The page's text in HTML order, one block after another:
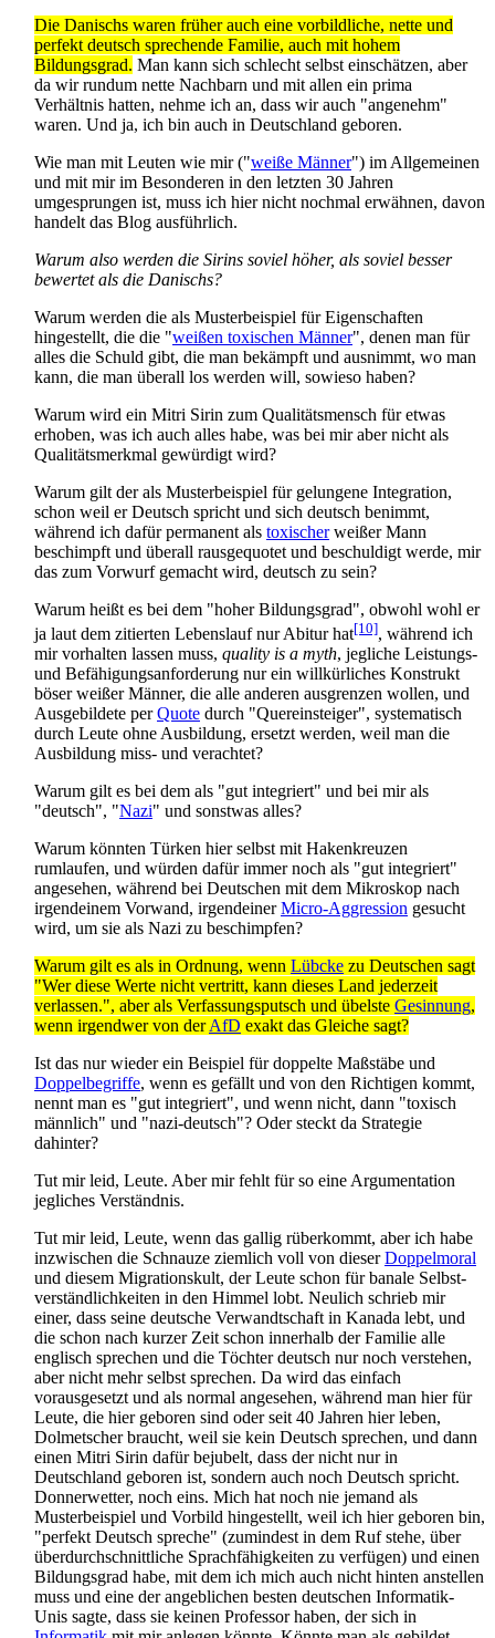
Die Danischs waren früher auch eine vorbildliche, nette und
perfekt deutsch sprechende Familie, auch mit hohem
Bildungsgrad. Man kann sich schlecht selbst einschätzen, aber
da wir rundum nette Nachbarn und mit allen ein prima
Verhältnis hatten, nehme ich an, dass wir auch "angenehm"
waren. Und ja, ich bin auch in Deutschland geboren.
Wie man mit Leuten wie mir ("weiße Männer") im Allgemeinen
und mit mir im Besonderen in den letzten 30 Jahren
umgesprungen ist, muss ich hier nicht nochmal erwähnen, davon
handelt das Blog ausführlich.
Warum also werden die Sirins soviel höher, als soviel besser
bewertet als die Danischs?
Warum werden die als Musterbeispiel für Eigenschaften
hingestellt, die die "weißen toxischen Männer", denen man für
alles die Schuld gibt, die man bekämpft und ausnimmt, wo man
kann, die man überall los werden will, sowieso haben?
Warum wird ein Mitri Sirin zum Qualitätsmensch für etwas
erhoben, was ich auch alles habe, was bei mir aber nicht als
Qualitätsmerkmal gewürdigt wird?
Warum gilt der als Musterbeispiel für gelungene Integration,
schon weil er Deutsch spricht und sich deutsch benimmt,
während ich dafür permanent als toxischerweißer Mann
beschimpft und überall rausgequotet und beschuldigt werde, mir
das zum Vorwurf gemacht wird, deutsch zu sein?
Warum heißt es bei dem "hoher Bildungsgrad", obwohl wohl er
ja laut dem zitierten Lebenslauf nur Abitur hat[10], während ich
mir vorhalten lassen muss, quality is a myth, jegliche Leistungs-
und Befähigungs­anforderung nur ein willkürliches Konstrukt
böser weißer Männer, die alle anderen ausgrenzen wollen, und
Ausgebildete perQuote durch "Quereinsteiger", systematisch
durch Leute ohne Ausbildung, ersetzt werden, weil man die
Ausbildung miss- und verachtet?
Warum gilt es bei dem als "gut integriert" und bei mir als
"deutsch", "Nazi" und sonstwas alles?
Warum könnten Türken hier selbst mit Hakenkreuzen
rumlaufen, und würden dafür immer noch als "gut integriert"
angesehen, während bei Deutschen mit dem Mikroskop nach
irgendeinem Vorwand, irgendeinerMicro-Aggression gesucht
wird, um sie als Nazi zu beschimpfen?
Warum gilt es als in Ordnung, wenn Lübcke zu Deutschen sagt
"Wer diese Werte nicht vertritt, kann dieses Land jederzeit
verlassen.", aber als Verfassungs­putsch und übelste Gesinnung,
wenn irgendwer von derAfD exakt das Gleiche sagt?
Ist das nur wieder ein Beispiel für doppelte Maßstäbe und
Doppelbegriffe, wenn es gefällt und von den Richtigen kommt,
nennt man es "gut integriert", und wenn nicht, dann "toxisch
männlich" und "nazi-deutsch"? Oder steckt da Strategie
dahinter?
Tut mir leid, Leute. Aber mir fehlt für so eine Argumentation
jegliches Verständnis.
Tut mir leid, Leute, wenn das gallig rüberkommt, aber ich habe
inzwischen die Schnauze ziemlich voll von dieserDoppelmoral
und diesem Migrationskult, der Leute schon für banale Selbst­
verständlichkeiten in den Himmel lobt. Neulich schrieb mir
einer, dass seine deutsche Verwandtschaft in Kanada lebt, und
die schon nach kurzer Zeit schon innerhalb der Familie alle
englisch sprechen und die Töchter deutsch nur noch verstehen,
aber nicht mehr selbst sprechen. Da wird das einfach
vorausgesetzt und als normal angesehen, während man hier für
Leute, die hier geboren sind oder seit 40 Jahren hier leben,
Dolmetscher braucht, weil sie kein Deutsch sprechen, und dann
einen Mitri Sirin dafür bejubelt, dass der nicht nur in
Deutschland geboren ist, sondern auch noch Deutsch spricht.
Donnerwetter, noch eins. Mich hat noch nie jemand als
Musterbeispiel und Vorbild hingestellt, weil ich hier geboren bin,
"perfekt Deutsch spreche" (zumindest in dem Ruf stehe, über
über­durch­schnittliche Sprach­fähigkeiten zu verfügen) und einen
Bildungsgrad habe, mit dem ich mich auch nicht hinten anstellen
muss und eine der angeblichen besten deutschen Informatik-
Unis sagte, dass sie keinen Professor haben, der sich in